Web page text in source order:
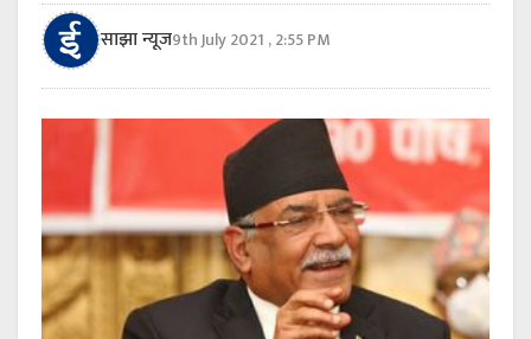
साझा न्यूज9th July 2021 , 2:55 PM